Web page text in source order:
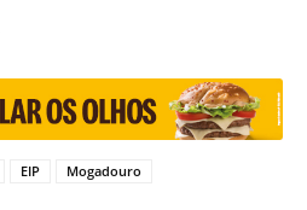
EIP
Mogadouro